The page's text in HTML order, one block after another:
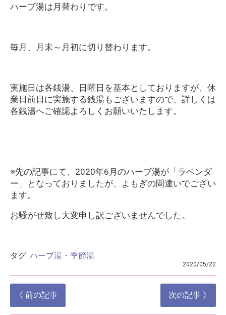
ハーブ湯は月替わりです。
毎月、月末～月初に切り替わります。
実施日は各銭湯、日曜日を基本としておりますが、休
業日前日に実施する銭湯もございますので、詳しくは
各銭湯へご確認よろしくお願いいたします。
※先の記事にて、2020年6月のハーブ湯が「ラベンダ
ー」となっておりましたが、よもぎの間違いでござい
ます。
お騒がせ致し大変申し訳ございませんでした。
タグ: ハーブ湯・季節湯
2020/05/22
投
稿
《 前の記事 次の記事 》